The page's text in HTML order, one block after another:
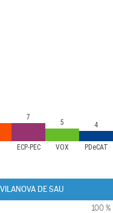
ECP-PEC VOX PDeCAT
7
5 4
DE SAU
100 %